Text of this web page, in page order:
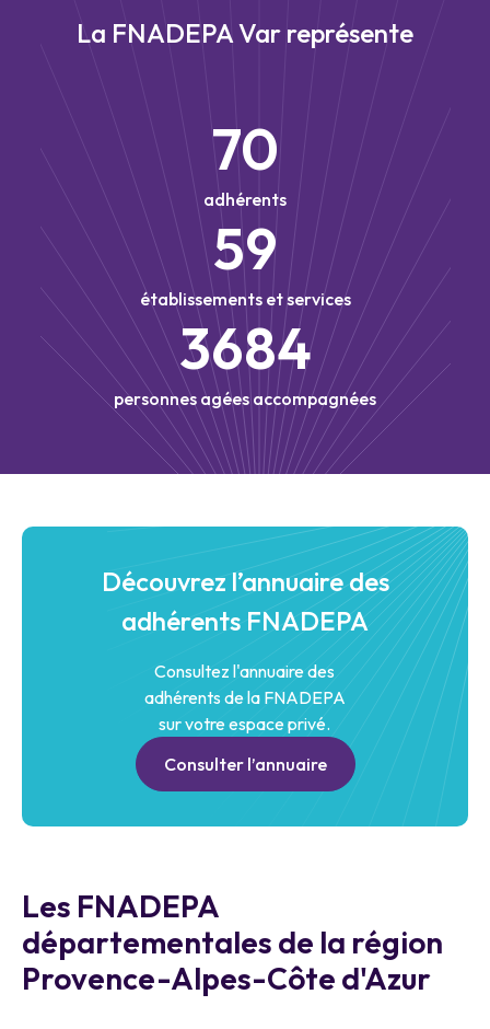
La FNADEPA Var représente
70
adhérents
59
établissements et services
3684
personnes agées accompagnées
Découvrez l’annuaire des
adhérents FNADEPA
Consultez l'annuaire des
adhérents de la FNADEPA
sur votre espace privé.
Consulter l’annuaire
Les FNADEPA
départementales de la région
Provence-Alpes-Côte d'Azur